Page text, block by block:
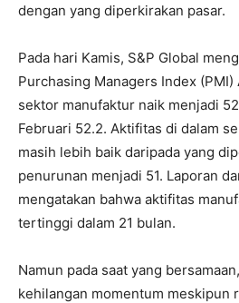
dengan yang diperkirakan pasar.
Pada hari Kamis, S&P Global
Purchasing Managers Index
sektor manufaktur naik menjadi
Februari 52.2. Aktifitas di dalam
masih lebih baik daripada yang
penurunan menjadi 51. Laporan
mengatakan bahwa aktifitas
tertinggi dalam 21 bulan.
Namun pada saat yang
kehilangan momentum meskipun